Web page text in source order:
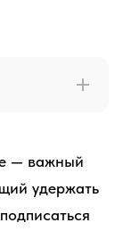
— важный
удержать